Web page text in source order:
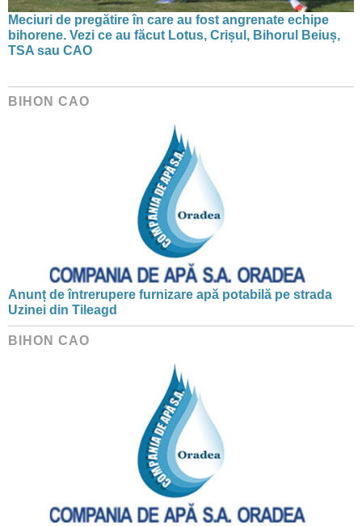
Meciuri de pregătire în care au fost angrenate echipe
bihorene. Vezi ce au făcut Lotus, Crișul, Bihorul Beiuș,
TSA sau CAO
BIHON CAO
Anunț de întrerupere furnizare apă potabilă pe strada
Uzinei din Tileagd
BIHON CAO